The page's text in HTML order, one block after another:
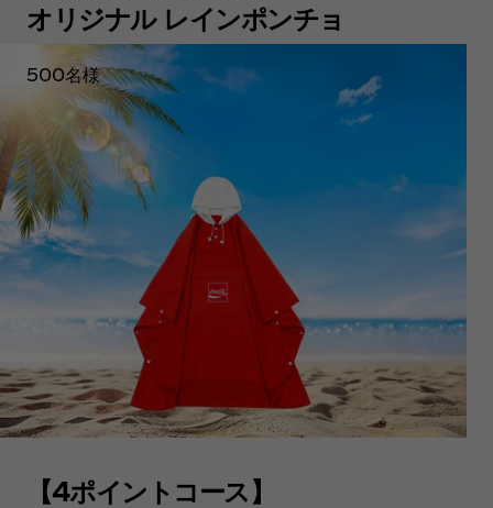
オリジナル レインポンチョ
500名様
【4ポイントコース】